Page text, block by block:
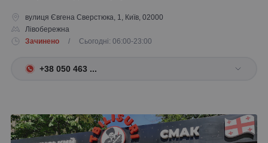
вулиця Євгена Сверстюка, 1, Київ, 02000
Лівобережна
Зачинено
/ Сьогодні: 06:00-23:00
+38 050 463 ...